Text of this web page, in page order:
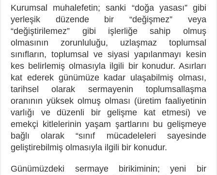
Kurumsal muhalefetin; sanki “doğa yasası” gibi
yerleşik düzende bir “değişmez” veya
“değiştirilemez” gibi işlerliğe sahip olmuş
olmasının zorunluluğu, uzlaşmaz toplumsal
sınıfların, toplumsal ve siyasi yapılanmayı kesin
kes belirlemiş olmasıyla ilgili bir konudur. Asırları
kat ederek günümüze kadar ulaşabilmiş olması,
tarihsel olarak sermayenin toplumsallaşma
oranının yüksek olmuş olması (üretim faaliyetinin
varlığı ve düzenli bir gelişme kat etmesi) ve
emekçi kitlelerinin yaşam şartlarını bu gelişmeye
bağlı olarak “sınıf mücadeleleri sayesinde
geliştirebilmiş olmasıyla ilgili bir konudur.
Günümüzdeki sermaye birikiminin; yeni bir